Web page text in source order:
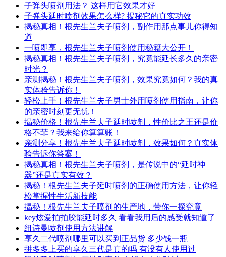
子弹头喷剂用法？ 这样用它效果才好
子弹头延时喷剂效果怎么样? 揭秘它的真实功效
揭秘真相！根先生兰夫子喷剂，副作用那点事儿你得知
道
一喷即享，根先生兰夫子喷剂使用秘籍大公开！
揭秘真相！根先生兰夫子喷剂，究竟能延长多久的亲密
时光？
亲测揭秘！根先生兰夫子喷剂，效果究竟如何？我的真
实体验告诉你！
轻松上手！根先生兰夫子男士外用喷剂使用指南，让你
的亲密时刻更无忧！
揭秘价格！根先生兰夫子延时喷剂，性价比之王还是价
格不菲？我来给你算算账！
亲测分享！根先生兰夫子延时喷剂，效果如何？真实体
验告诉你答案！
揭秘真相！根先生兰夫子喷剂，是传说中的“延时神
器”还是真实有效？
揭秘！根先生兰夫子延时喷剂的正确使用方法，让你轻
松掌握性生活新技能
揭秘！根先生兰夫子喷剂的生产地，带你一探究竟
key炫爱拍拍胶能延时多久 看看我用后的感受就知道了
纽诗曼喷剂使用方法讲解
享久二代喷剂哪里可以买到正品货 多少钱一瓶
拼多多上买的享久三代是真的吗 有没有人使用过